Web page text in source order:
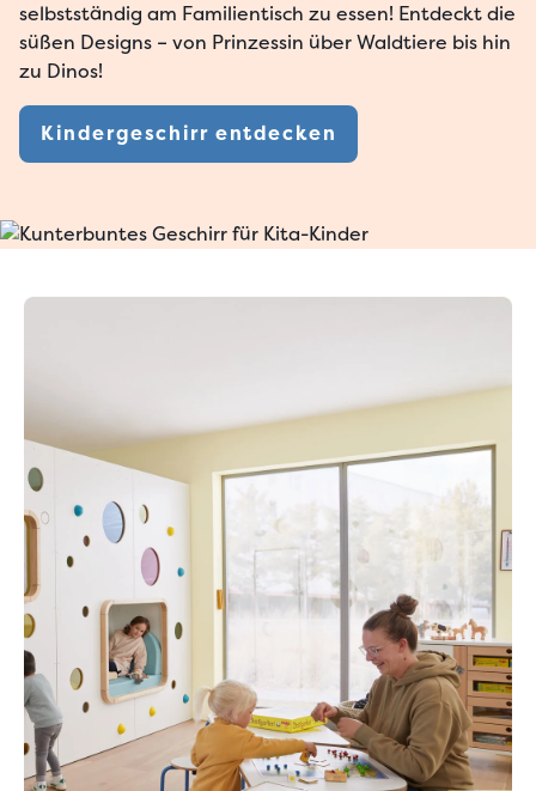
selbstständig am Familientisch zu essen! Entdeckt die
süßen Designs – von Prinzessin über Waldtiere bis hin
zu Dinos!
Kindergeschirr entdecken